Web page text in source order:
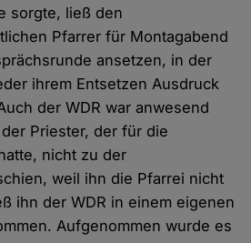
sorgte, ließ den
Pfarrer für Montagabend
ansetzen, in der
ihrem Entsetzen Ausdruck
der WDR war anwesend
Priester, der für die
nicht zu der
weil ihn die Pfarrei nicht
ihn der WDR in einem eigenen
Aufgenommen wurde es